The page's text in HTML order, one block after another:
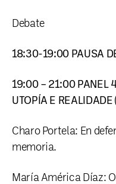
Debate
18:30-19:00 PAUSA
19:00 – 21:00 PANEL
UTOPÍA E REALIDADE
Charo Portela: En
memoria.
María América Díaz: